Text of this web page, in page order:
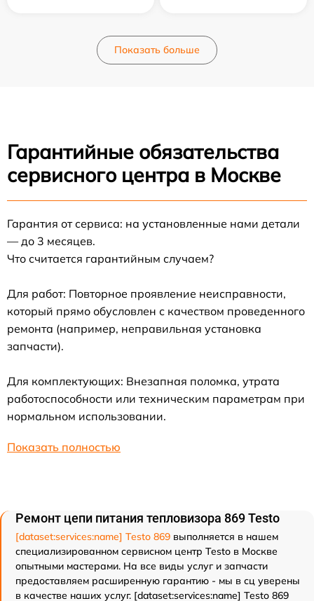
Показать больше
Гарантийные обязательства
сервисного центра в Москве
Гарантия от сервиса: на установленные нами детали
— до 3 месяцев.
Что считается гарантийным случаем?
Для работ: Повторное проявление неисправности,
который прямо обусловлен с качеством проведенного
ремонта (например, неправильная установка
запчасти).
Для комплектующих: Внезапная поломка, утрата
работоспособности или техническим параметрам при
нормальном использовании.
Показать полностью
Ремонт цепи питания тепловизора 869 Testo
[dataset:services:name] Testo 869 выполняется в нашем
специализированном сервисном центр Testo в Москве
опытными мастерами. На все виды услуг и запчасти
предоставляем расширенную гарантию - мы в сц уверены
в качестве наших услуг. [dataset:services:name] Testo 869